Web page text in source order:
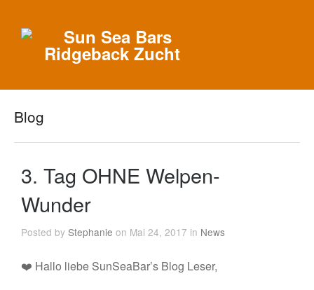
Blog
3. Tag OHNE Welpen-
Wunder
Posted byStephanie on Mai 24, 2017 in News
❤️ Hallo liebe SunSeaBar’s Blog Leser,